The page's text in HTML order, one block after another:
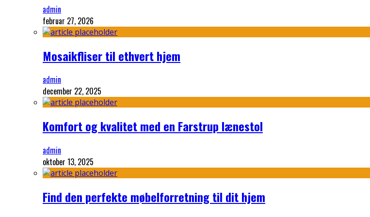
admin
februar 27, 2026
Mosaikfliser til ethvert hjem
admin
december 22, 2025
Komfort og kvalitet med en Farstrup lænestol
admin
oktober 13, 2025
Find den perfekte møbelforretning til dit hjem